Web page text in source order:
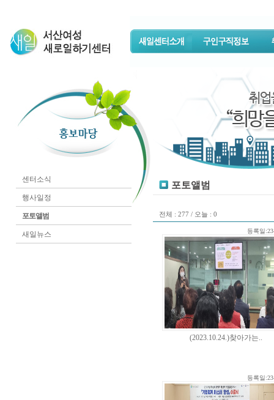
센터소식
행사일정
포토앨범
새일뉴스
포토앨범
전체 : 277 / 오늘 : 0
등록일
(2023.10.24.)찾아가는..
등록일